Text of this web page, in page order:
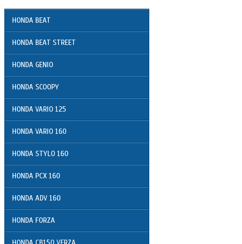
HONDA BEAT
HONDA BEAT STREET
HONDA GENIO
HONDA SCOOPY
HONDA VARIO 125
HONDA VARIO 160
HONDA STYLO 160
HONDA PCX 160
HONDA ADV 160
HONDA FORZA